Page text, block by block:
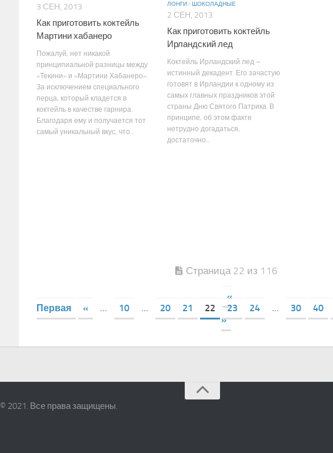
3 СЕН, 2013
Как приготовить коктейль
Мартини хабанеро
Пожалуй, нет никакой
принципиальной разницы между
«Текини» и «Мартини Хабанеро».
За исключением специального
перца, который кладется в
коктейль в качестве гарнира.
Благодаря ему и получается тот
самый уникальный вкус, что...
ЛОНГИ/ШОКОЛАДНЫЕ
2 СЕН, 2013
Как приготовить коктейль
Ирландский лед
Коктейль Ирландский лед –
истинный декадент. Его зачастую
готовят в Ирландии к одному из
самых главных праздников этой
страны Дню Святого Патрика. В
принципе, об этом факте
нетрудно догадаться,
достаточно...
Страница 22 из 116
«
Первая
« ... 10 ... 20 21 22 23 24 ... 30 40
»
© 2021. Все права защищены.